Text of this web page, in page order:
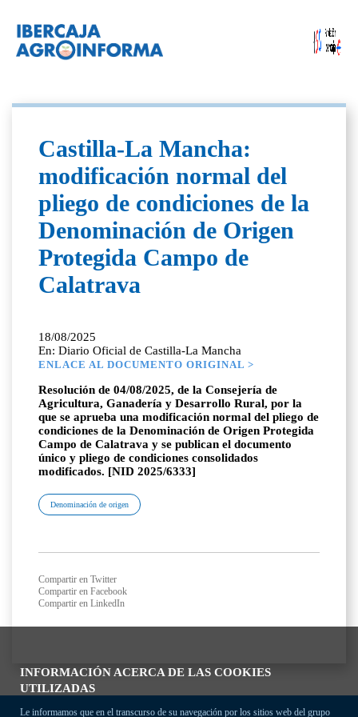
INFORMACIÓN ACERCA DE LAS COOKIES
UTILIZADAS
Le informamos que en el transcurso de su navegación por los sitios web del grupo
Castilla-La Mancha:
modificación normal del
pliego de condiciones de la
Denominación de Origen
Protegida Campo de
Calatrava
18/08/2025
En: Diario Oficial de Castilla-La Mancha
ENLACE AL DOCUMENTO ORIGINAL >
Resolución de 04/08/2025, de la Consejería de
Agricultura, Ganadería y Desarrollo Rural, por la
que se aprueba una modificación normal del pliego de
condiciones de la Denominación de Origen Protegida
Campo de Calatrava y se publican el documento
único y pliego de condiciones consolidados
modificados. [NID 2025/6333]
Denominación de origen
Compartir en Twitter
Compartir en Facebook
Compartir en LinkedIn